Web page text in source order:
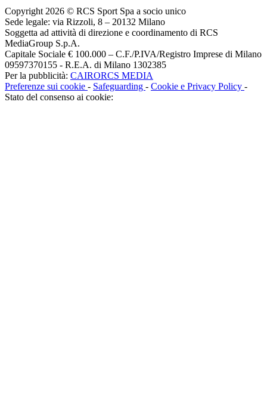
Copyright 2026 © RCS Sport Spa a socio unico
Sede legale: via Rizzoli, 8 – 20132 Milano
Soggetta ad attività di direzione e coordinamento di RCS
MediaGroup S.p.A.
Capitale Sociale € 100.000 – C.F./P.IVA/Registro Imprese di Milano
09597370155 - R.E.A. di Milano 1302385
Per la pubblicità: CAIRORCS MEDIA
Preferenze sui cookie - Safeguarding - Cookie e Privacy Policy -
Stato del consenso ai cookie: